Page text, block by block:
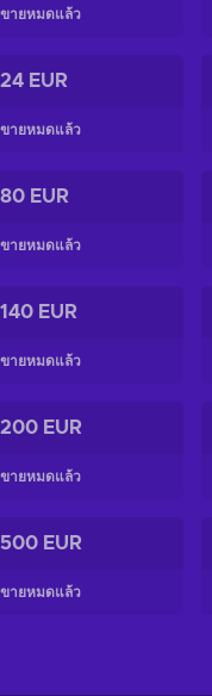
ขายหมดแล้ว
24 EUR
ขายหมดแล้ว
80 EUR
ขายหมดแล้ว
140 EUR
ขายหมดแล้ว
200 EUR
ขายหมดแล้ว
500 EUR
ขายหมดแล้ว